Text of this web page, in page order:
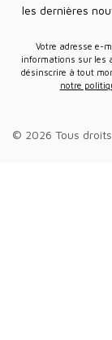
les dernières
Votre adresse e-mail sera uniquement utilisée pour vous envoyer des
informations sur les
désinscrire à tout
notre
© 2026 Tous